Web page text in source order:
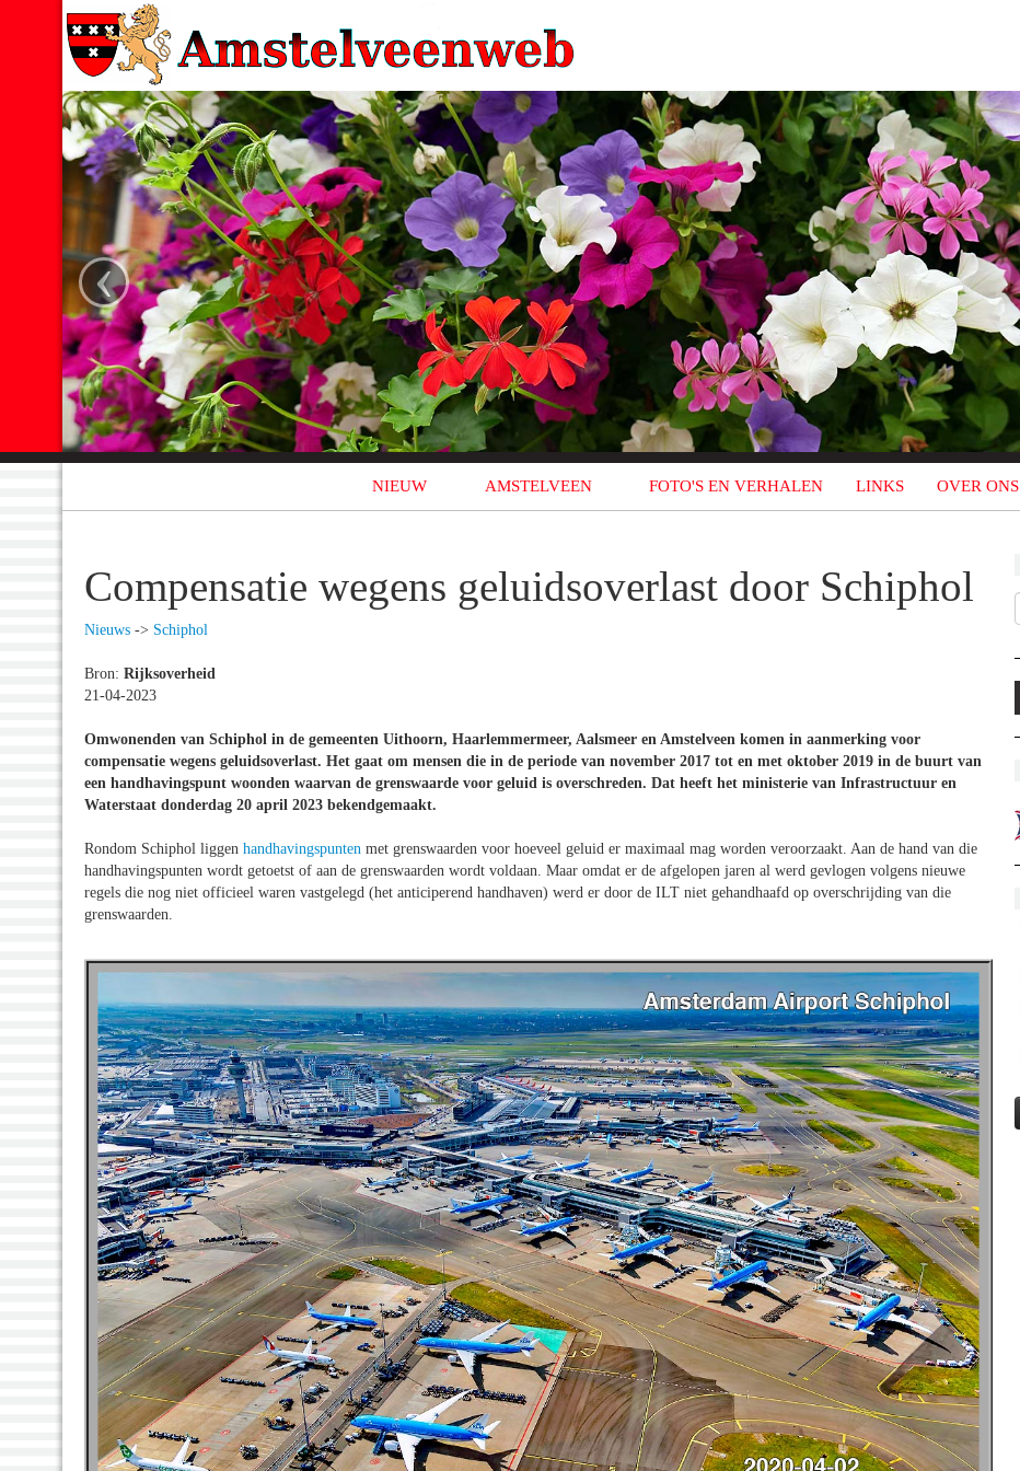
‹
NIEUW AMSTELVEEN FOTO'S EN VERHALEN LINKS OVER ONS
Compensatie wegens geluidsoverlast door Schiphol
Nieuws -> Schiphol
Bron: Rijksoverheid
21-04-2023
Omwonenden van Schiphol in de gemeenten Uithoorn, Haarlemmermeer, Aalsmeer en Amstelveen komen in aanmerking voor
compensatie wegens geluidsoverlast. Het gaat om mensen die in de periode van november 2017 tot en met oktober 2019 in de buurt van
een handhavingspunt woonden waarvan de grenswaarde voor geluid is overschreden. Dat heeft het ministerie van Infrastructuur en
Waterstaat donderdag 20 april 2023 bekendgemaakt.
Rondom Schiphol liggen handhavingspunten met grenswaarden voor hoeveel geluid er maximaal mag worden veroorzaakt. Aan de hand van die
handhavingspunten wordt getoetst of aan de grenswaarden wordt voldaan. Maar omdat er de afgelopen jaren al werd gevlogen volgens nieuwe
regels die nog niet officieel waren vastgelegd (het anticiperend handhaven) werd er door de ILT niet gehandhaafd op overschrijding van die
grenswaarden.